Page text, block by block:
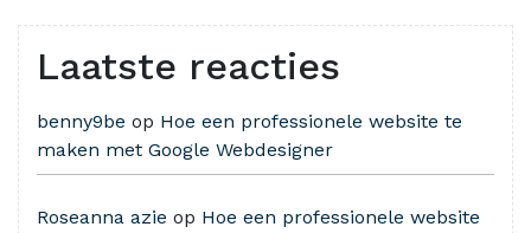
Laatste reacties
benny9be op Hoe een professionele website te
maken met Google Webdesigner
Roseanna azie op Hoe een professionele website